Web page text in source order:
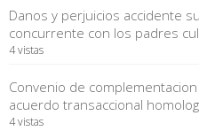
Danos y perjuicios accidente
concurrente con los padres
4 vistas
Convenio de
acuerdo transaccional
4 vistas